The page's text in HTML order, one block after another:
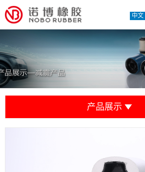
中文
产品展示